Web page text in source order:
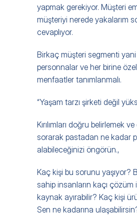
yapmak gerekiyor. Müşteri
müşteriyi nerede yakalarım
cevaplıyor.
Birkaç müşteri segmenti yani
personnalar ve her birine özel
menfaatler tanımlanmalı.
“Yaşam tarzı şirketi değil
Kırılımları doğru belirlemek
sorarak pastadan ne kadar
alabileceğinizi öngörün.,
Kaç kişi bu sorunu yaşıyor?
sahip insanların kaçı çözüm
kaynak ayırabilir? Kaç kişi
Sen ne kadarına